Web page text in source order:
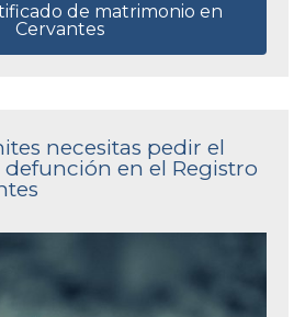
de matrimonio en
Cervantes
necesitas pedir el
en el Registro